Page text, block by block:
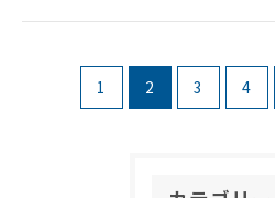
1 2 3 4